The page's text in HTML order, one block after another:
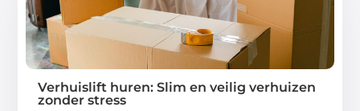
Verhuislift huren: Slim en veilig verhuizen
zonder stress